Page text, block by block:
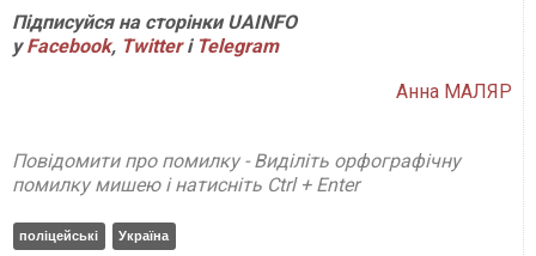
Підписуйся на сторінки UAINFO
уFacebook, Twitter і Telegram
Анна МАЛЯР
Повідомити про помилку - Виділіть орфографічну
помилку мишею і натисніть Ctrl + Enter
поліцейські Україна